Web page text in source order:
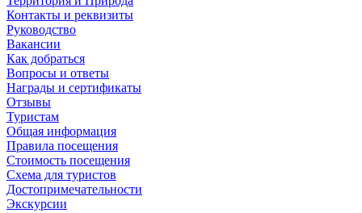
Контакты и реквизиты
Руководство
Вакансии
Как добраться
Вопросы и ответы
Награды и сертификаты
Отзывы
Туристам
Общая информация
Правила посещения
Стоимость посещения
Схема для туристов
Достопримечательности
Экскурсии